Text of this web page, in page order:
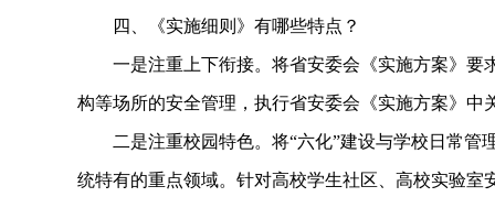
四、《实施细则》有哪些特点？
一是注重上下衔接。将省安委会《实施方案》要
构等场所的安全管理，执行省安委会《实施方案》
二是注重校园特色。将“六化”建设与学校日常管
统特有的重点领域。针对高校学生社区、高校实验室